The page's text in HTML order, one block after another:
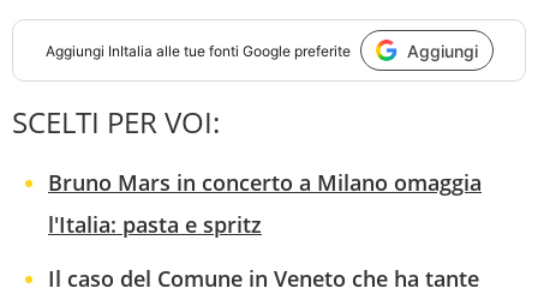
Aggiungi InItalia alle tue fonti Google preferite Aggiungi
SCELTI PER VOI:
Bruno Mars in concerto a Milano omaggia
l'Italia: pasta e spritz
Il caso del Comune in Veneto che ha tante